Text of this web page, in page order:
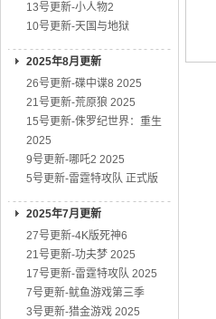
13号更新-小人物2
10号更新-天国与地狱
2025年8月更新
26号更新-碟中谍8 2025
21号更新-荒原狼 2025
15号更新-侏罗纪世界：重生
2025
9号更新-哪吒2 2025
5号更新-雷霆特攻队 正式版
2025年7月更新
27号更新-4K版死神6
21号更新-功夫梦 2025
17号更新-雷霆特攻队 2025
7号更新-鱿鱼游戏第三季
3号更新-猎金游戏 2025